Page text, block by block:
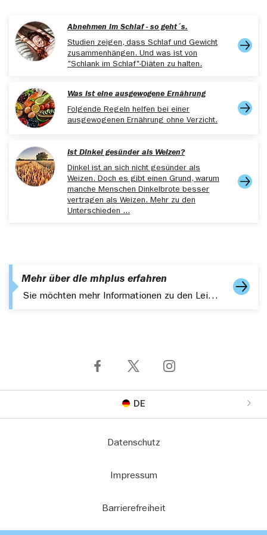
www.bzfe.de/ernaehrung/ernaehrungswissen/
(03.12.2024)
www.eufic.org/de/gesund-leben/artikel/sind-
fermentierte-nahrungsmittel-gesund (06.12.2024)
eigenen-kueche/vergaeren/ (06.12.2024)
www.pharmawiki.ch/wiki/index.php?
wiki=Fermentierte_Lebensmittel (06.12.2024)
www.mri.bund.de/fileadmin/MRI/Verbrauchermedien/
Booklet-MRI-Ferm_Lebensmittel_bfrei.pdf
(09.12.2024)
www.mri.bund.de/fileadmin/MRI/Verbrauchermedien/
Booklet-MRI-Meisterk%C3%B6che_bfrei.pdf
Abnehmen im Schlaf - so geht´s.
Studien zeigen, dass Schlaf und Gewicht
zusammenhängen. Und was ist von
"Schlank im Schlaf"-Diäten zu halten.
Was ist eine ausgewogene Ernährung
Folgende Regeln helfen bei einer
ausgewogenen Ernährung ohne Verzicht.
Ist Dinkel gesünder als Weizen?
Dinkel ist an sich nicht gesünder als
Weizen. Doch es gibt einen Grund, warum
manche Menschen Dinkelbrote besser
vertragen als Weizen. Mehr zu den
Unterschieden ...
Mehr über die mhplus erfahren
Sie möchten mehr Informationen zu den Leistungen, Services der mhplus erhalten? Bestellen Sie hier Ihr Infopaket.
DE
Datenschutz
Impressum
Barrierefreiheit